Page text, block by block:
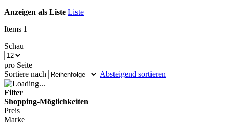
Anzeigen als Liste Liste
Items 1
Schau
pro Seite
Sortiere nach
Absteigend sortieren
Filter
Shopping-Möglichkeiten
Preis
Marke